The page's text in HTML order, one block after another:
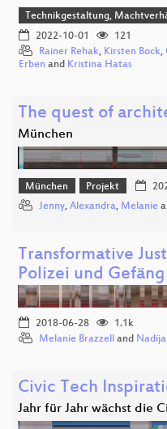
Technikgestaltung,
2022-10-01
121
Rainer Rehak, Kirsten Bock,
Erben and Kristina Hatas
The quest of
München
München Projekt
Jenny, Alexandra, Melanie
Transformative
Polizei und
2018-06-28
1.1k
Melanie Brazzell and
Civic Tech
Jahr für Jahr wächst die